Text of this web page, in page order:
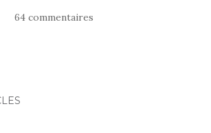
64 commentaires